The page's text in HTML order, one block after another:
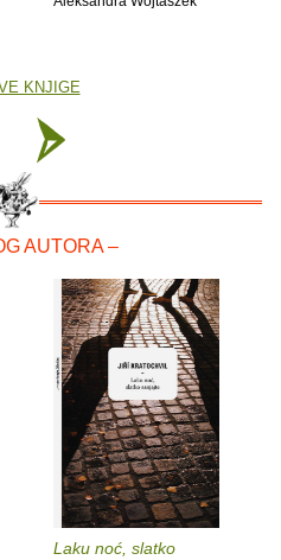
KNJIGE
AUTORA –
Laku noć, slatko